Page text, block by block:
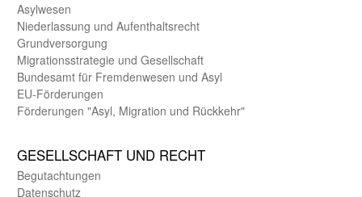
Asyl­wesen
Nieder­lassung und Aufent­halts­recht
Grund­versorgung
Migrations­strategie und Gesell­schaft
Bundes­amt für Fremden­wesen und Asyl
EU-Förde­rungen
Förderungen "Asyl, Migration und Rückkehr"
GE­SELL­SCHAFT UND RECHT
Begut­achtungen
Daten­schutz